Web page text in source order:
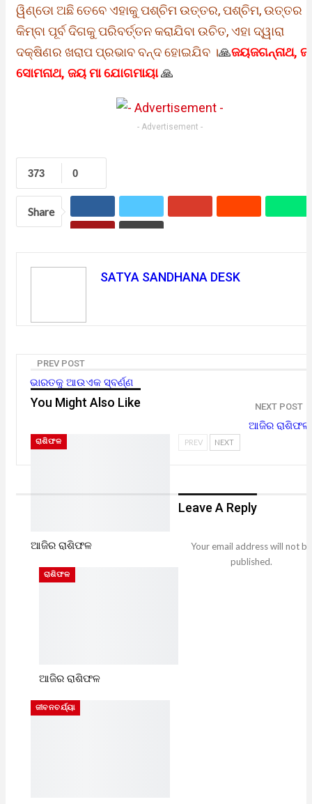
ୱିଣ୍ଡୋ ଅଛି ତେବେ ଏହାକୁ ପଶ୍ଚିମ ଉତ୍ତର, ପଶ୍ଚିମ, ଉତ୍ତର
କିମ୍ବା ପୂର୍ବ ଦିଗକୁ ପରିବର୍ତ୍ତନ କରାଯିବା ଉଚିତ, ଏହା ଦ୍ୱାରା
ଦକ୍ଷିଣର ଖରାପ ପ୍ରଭାବ ବନ୍ଦ ହୋଇଯିବ ।🙏ଜୟଜଗନ୍ନାଥ,
ସୋମନାଥ, ଜୟ ମା ଯୋଗମାୟା🙏
- Advertisement -
0
373
Share
SATYA SANDHANA DESK
PREV POST
ଭାରତକୁ ଆଉଏକ ସ୍ବର୍ଣ୍ଣ
NEXT POST
ଆଜିର ରାଶିଫଳ
You Might Also Like
ରାଶିଫଳ
ଆଜିର ରାଶିଫଳ
ରାଶିଫଳ
ଆଜିର ରାଶିଫଳ
ଜୀବନଚର୍ଯ୍ୟା
PREV NEXT
Leave A Reply
Your email address will not be
published.